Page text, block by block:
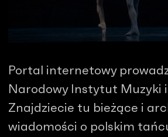
Portal internetowy
Narodowy Instytut Muzyki i
Znajdziecie tu bieżące i
wiadomości o polskim